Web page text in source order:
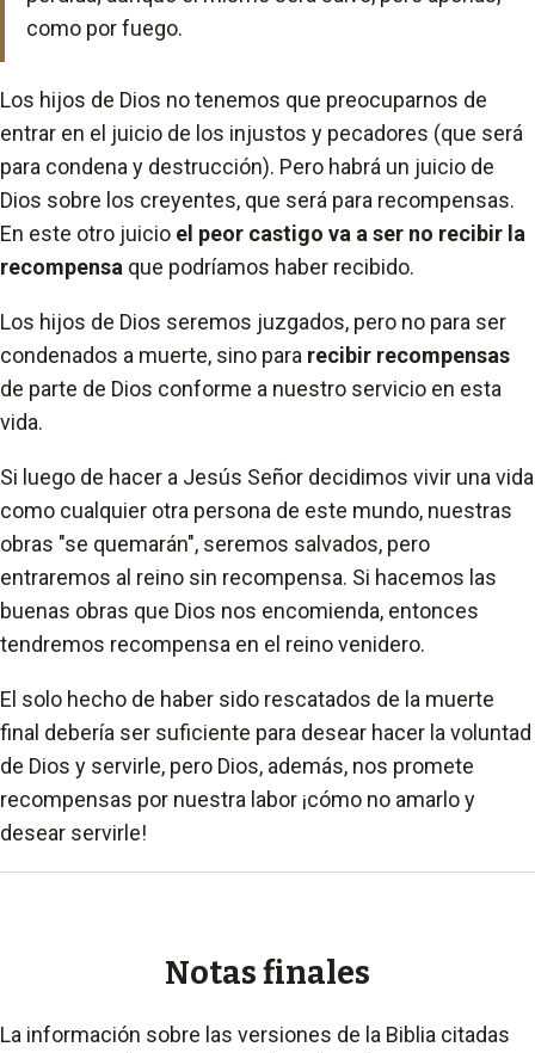
como por fuego.
Los hijos de Dios no tenemos que preocuparnos de
entrar en el juicio de los injustos y pecadores (que será
para condena y destrucción). Pero habrá un juicio de
Dios sobre los creyentes, que será para recompensas.
En este otro juicio el peor castigo va a ser no recibir la
recompensa que podríamos haber recibido.
Los hijos de Dios seremos juzgados, pero no para ser
condenados a muerte, sino para recibir recompensas
de parte de Dios conforme a nuestro servicio en esta
vida.
Si luego de hacer a Jesús Señor decidimos vivir una vida
como cualquier otra persona de este mundo, nuestras
obras "se quemarán", seremos salvados, pero
entraremos al reino sin recompensa. Si hacemos las
buenas obras que Dios nos encomienda, entonces
tendremos recompensa en el reino venidero.
El solo hecho de haber sido rescatados de la muerte
final debería ser suficiente para desear hacer la voluntad
de Dios y servirle, pero Dios, además, nos promete
recompensas por nuestra labor ¡cómo no amarlo y
desear servirle!
Notas finales
La información sobre las versiones de la Biblia citadas